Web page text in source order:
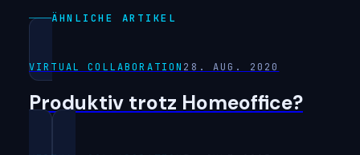
ÄHNLICHE ARTIKEL
VIRTUAL COLLABORATION 28. AUG. 2020
Produktiv trotz Homeoffice?